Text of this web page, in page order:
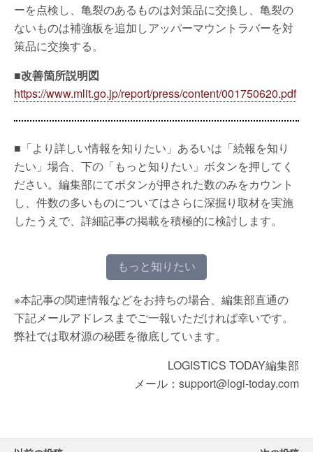
ーを点検し、亀裂のあるものは対策品に交換し、亀裂の
ないものは補強板を追加しアッパーマウントラバーを対
策品に交換する。
■改善箇所説明図
https://www.mlit.go.jp/report/press/content/001750620.pdf
■「より詳しい情報を知りたい」あるいは「続報を知り
たい」場合、下の「もっと知りたい」ボタンを押してく
ださい。編集部にてボタンが押された数のみをカウント
し、件数の多いものについてはさらに深掘り取材を実施
したうえで、詳細記事の掲載を積極的に検討します。
もっと知りたい
※本記事の関連情報などをお持ちの場合、編集部直通の
下記メールアドレスまでご一報いただければ幸いです。
弊社では取材源の秘匿を徹底しています。
LOGISTICS TODAY編集部
メール：support@logi-today.com